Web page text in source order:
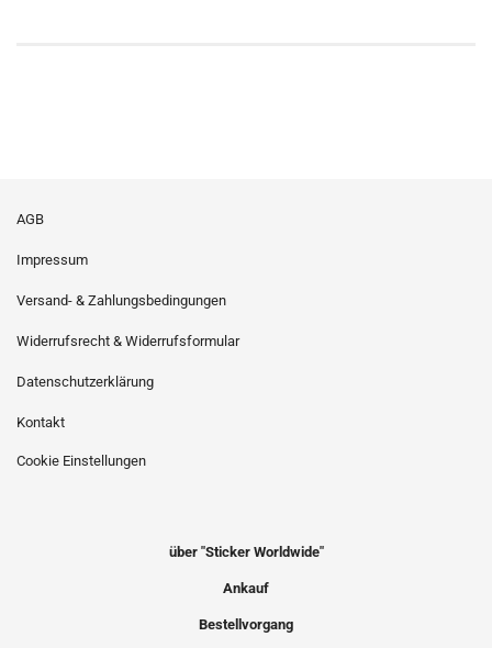
AGB
Impressum
Versand- & Zahlungsbedingungen
Widerrufsrecht & Widerrufsformular
Datenschutzerklärung
Kontakt
Cookie Einstellungen
über "Sticker Worldwide"
Ankauf
Bestellvorgang